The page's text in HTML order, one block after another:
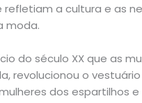
a cultura e as
moda.
do século XX que as
revolucionou o
dos